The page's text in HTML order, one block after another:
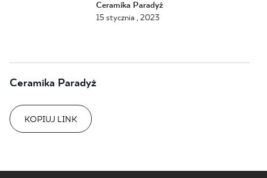
GDZIE KUPIĆ
Ceramika Paradyż
15 stycznia , 2023
Ceramika Paradyż
KOPIUJ LINK